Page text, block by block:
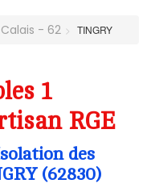
- 62 TINGRY
1
RGE
des
(62830)